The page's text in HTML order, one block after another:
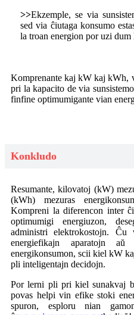
>>Ekzemple, se via
sed via ĉiutaga konsumo
la troan energion por uzi dum
Komprenante kaj kW kaj kWh,
pri la kapacito de via
finfine optimumigante vian
Konkludo
Resumante, kilovatoj (kW)
(kWh) mezuras
Kompreni la diferencon inter
optimumigi energiuzon,
administri elektrokostojn. Ĉu
energiefikajn aparatojn
energikonsumon, scii kiel kW
pli inteligentajn decidojn.
Por lerni pli pri kiel sunakvaj
povas helpi vin efike stoki
spuron, esploru nian